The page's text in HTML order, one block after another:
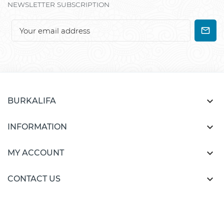
NEWSLETTER SUBSCRIPTION
BURKALIFA 
INFORMATION 
MY ACCOUNT 
CONTACT US 